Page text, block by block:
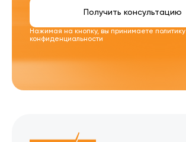
Нажимая на кнопку, вы принимаете политику
конфиденциальности
Получить консультацию